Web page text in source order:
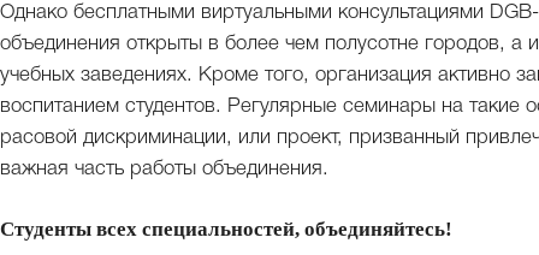
Однако бесплатными виртуальными консультациями
объединения открыты в более чем полусотне городов,
учебных заведениях. Кроме того, организация активно
воспитанием студентов. Регулярные семинары на такие
расовой дискриминации, или проект, призванный
важная часть работы объединения.
Студенты всех специальностей, объединяйтесь!